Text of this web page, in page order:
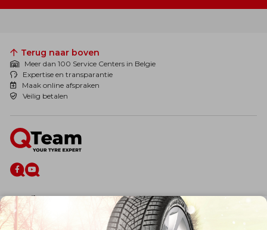
Terug naar boven
Meer dan 100 Service Centers in Belgie
Expertise en transparantie
Maak online afspraken
Veilig betalen
De firma
Wie zijn wij?
Blog